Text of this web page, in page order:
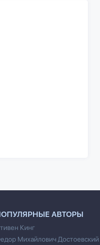
АВТОРЫ
Кинг
Михайлович Достоевский